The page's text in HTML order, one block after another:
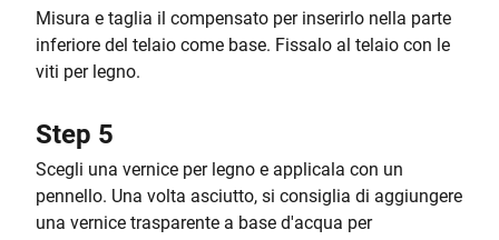
Misura e taglia il compensato per inserirlo nella parte
inferiore del telaio come base. Fissalo al telaio con le
viti per legno.
Step 5
Scegli una vernice per legno e applicala con un
pennello. Una volta asciutto, si consiglia di aggiungere
una vernice trasparente a base d'acqua per